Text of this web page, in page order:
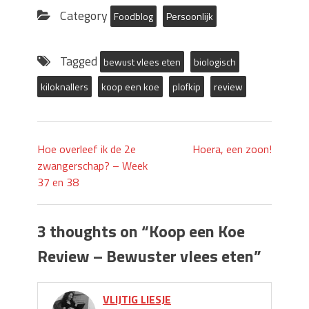
new
window)
new
window)
Category Foodblog Persoonlijk
Tagged bewust vlees eten
biologisch
kiloknallers
koop een koe plofkip review
Hoe overleef ik de 2e
zwangerschap? – Week
37 en 38
Hoera, een zoon!
3 thoughts on “Koop een Koe
Review – Bewuster vlees eten”
VLIJTIG LIESJE